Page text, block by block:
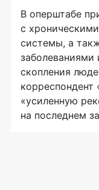
В оперштабе
с
системы, а
заболеваниями
скопления
корреспондент
«усиленную
на последнем